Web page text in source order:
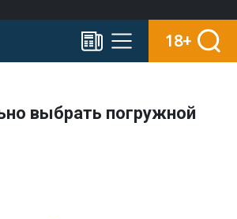
18+
выбрать погружной